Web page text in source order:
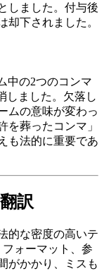
しました。付与後
却下されました。
中の2つのコンマ
しました。欠落し
ムの意味が変わっ
を葬ったコンマ」
も法的に重要であ
訳
的な密度の高いテ
ォーマット、参
がかかり、ミスも